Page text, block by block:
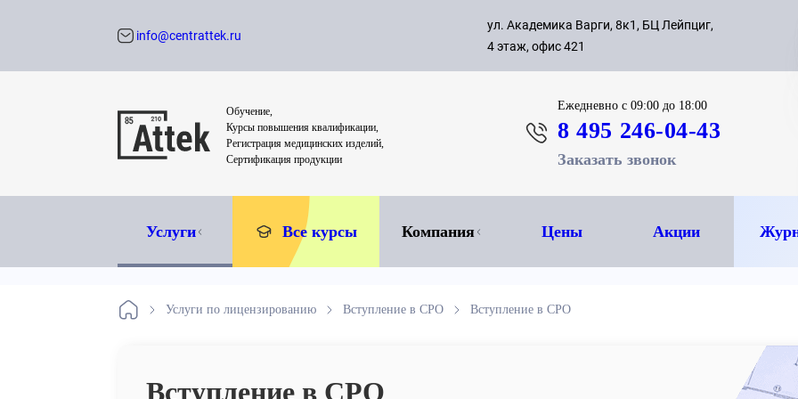
с 09:00
8 495
info@centrattek.ru
ул. Академика Варги, 8к1, БЦ Лейпциг,
4 этаж, офис 421
Обучение,
Курсы повышения квалификации,
Регистрация медицинских изделий,
Сертификация продукции
Ежедневнос 09:00 до 18:00
8 495 246-04-43
Заказать звонок
Услуги Все курсы Компания Цены Акции
Услуги по лицензированию Вступление в СРО Вступление в СРО
Вступление в СРО